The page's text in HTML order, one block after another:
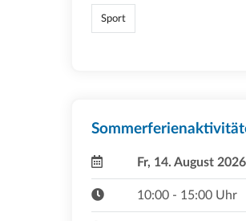
Sport
Fr, 14. August 2026
10:00 - 15:00 Uhr